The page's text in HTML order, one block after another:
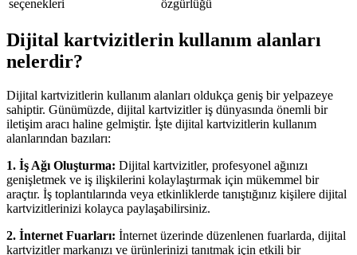
seçenekleri
özgürlüğü
Dijital kartvizitlerin kullanım alanları
nelerdir?
Dijital kartvizitlerin kullanım alanları oldukça geniş bir yelpazeye
sahiptir. Günümüzde, dijital kartvizitler iş dünyasında önemli bir
iletişim aracı haline gelmiştir. İşte dijital kartvizitlerin kullanım
alanlarından bazıları:
1. İş Ağı Oluşturma: Dijital kartvizitler, profesyonel ağınızı
genişletmek ve iş ilişkilerini kolaylaştırmak için mükemmel bir
araçtır. İş toplantılarında veya etkinliklerde tanıştığınız kişilere dijital
kartvizitlerinizi kolayca paylaşabilirsiniz.
2. İnternet Fuarları: İnternet üzerinde düzenlenen fuarlarda, dijital
kartvizitler markanızı ve ürünlerinizi tanıtmak için etkili bir